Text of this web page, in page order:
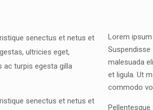
senectus et netus et
ultricies eget,
turpis egesta gilla
senectus et netus et
Lorem
Suspendisse
malesuada
et ligula. Ut
commodo